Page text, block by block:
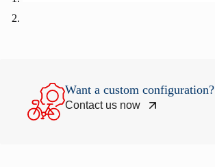
Want a custom configuration?
Contact us now